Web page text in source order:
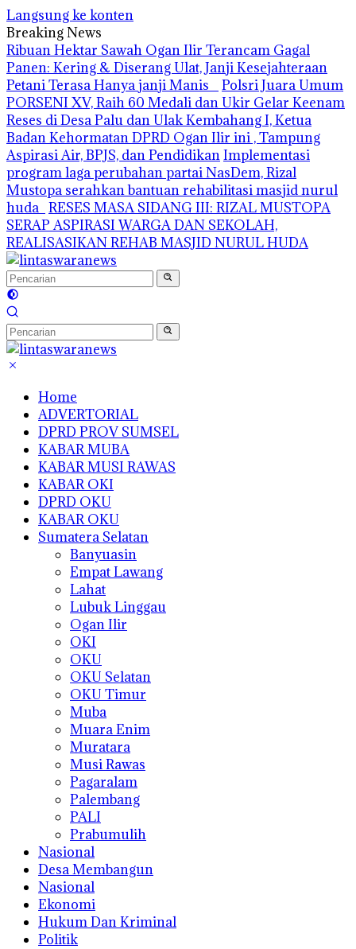
Langsung ke konten
Breaking News
Ribuan Hektar Sawah Ogan Ilir Terancam Gagal
Panen: Kering & Diserang Ulat, Janji Kesejahteraan
Petani Terasa Hanya janji Manis
Polsri Juara Umum
PORSENI XV, Raih 60 Medali dan Ukir Gelar Keenam
Reses di Desa Palu dan Ulak Kembahang I, Ketua
Badan Kehormatan DPRD Ogan Ilir ini , Tampung
Aspirasi Air, BPJS, dan PendidikanImplementasi
program laga perubahan partai NasDem, Rizal
Mustopa serahkan bantuan rehabilitasi masjid nurul
huda RESES MASA SIDANG III: RIZAL MUSTOPA
SERAP ASPIRASI WARGA DAN SEKOLAH,
REALISASIKAN REHAB MASJID NURUL HUDA
Home
ADVERTORIAL
DPRD PROV SUMSEL
KABAR MUBA
KABAR MUSI RAWAS
KABAR OKI
DPRD OKU
KABAR OKU
Sumatera Selatan
Banyuasin
Empat Lawang
Lahat
Lubuk Linggau
Ogan Ilir
OKI
OKU
OKU Selatan
OKU Timur
Muba
Muara Enim
Muratara
Musi Rawas
Pagaralam
Palembang
PALI
Prabumulih
Nasional
Desa Membangun
Nasional
Ekonomi
Hukum Dan Kriminal
Politik